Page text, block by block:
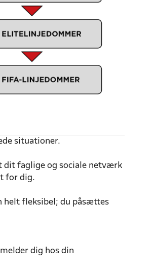
situationer.
dit faglige og sociale netværk
for dig.
helt fleksibel; du påsættes
dig hos din